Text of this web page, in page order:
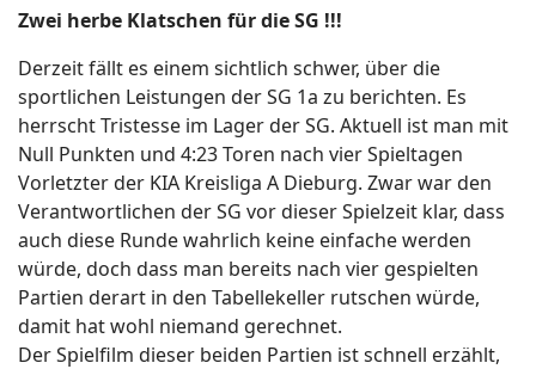
Zwei herbe Klatschen für die SG !!!
Derzeit fällt es einem sichtlich schwer, über die
sportlichen Leistungen der SG 1a zu berichten. Es
herrscht Tristesse im Lager der SG. Aktuell ist man mit
Null Punkten und 4:23 Toren nach vier Spieltagen
Vorletzter der KIA Kreisliga A Dieburg. Zwar war den
Verantwortlichen der SG vor dieser Spielzeit klar, dass
auch diese Runde wahrlich keine einfache werden
würde, doch dass man bereits nach vier gespielten
Partien derart in den Tabellekeller rutschen würde,
damit hat wohl niemand gerechnet.
Der Spielfilm dieser beiden Partien ist schnell erzählt,